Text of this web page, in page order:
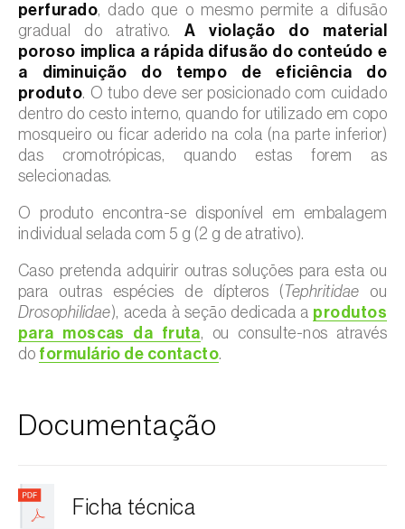
perfurado, dado que o mesmo permite a difusão
gradual do atrativo. A violação do material
poroso implica a rápida difusão do conteúdo e
a diminuição do tempo de eficiência do
produto. O tubo deve ser posicionado com cuidado
dentro do cesto interno, quando for utilizado em copo
mosqueiro ou ficar aderido na cola (na parte inferior)
das cromotrópicas, quando estas forem as
selecionadas.
O produto encontra-se disponível em embalagem
individual selada com 5 g (2 g de atrativo).
Caso pretenda adquirir outras soluções para esta ou
para outras espécies de dípteros ( Tephritidae ou
Drosophilidae), aceda à seção dedicada a produtos
para moscas da fruta, ou consulte-nos através
do formulário de contacto.
Documentação
Ficha técnica